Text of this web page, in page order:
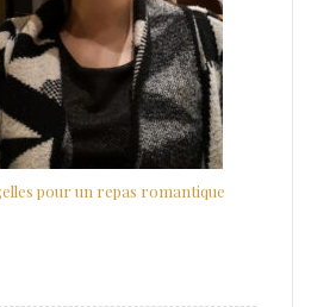
pour un repas romantique